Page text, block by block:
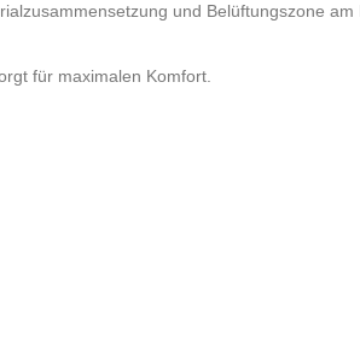
und Belüftungszone
für maximalen Komfort